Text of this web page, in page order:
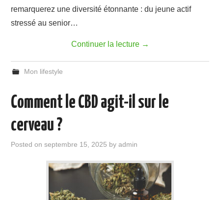
remarquerez une diversité étonnante : du jeune actif
stressé au senior…
Continuer la lecture →
Mon lifestyle
Comment le CBD agit-il sur le
cerveau ?
Posted onseptembre 15, 2025 byadmin